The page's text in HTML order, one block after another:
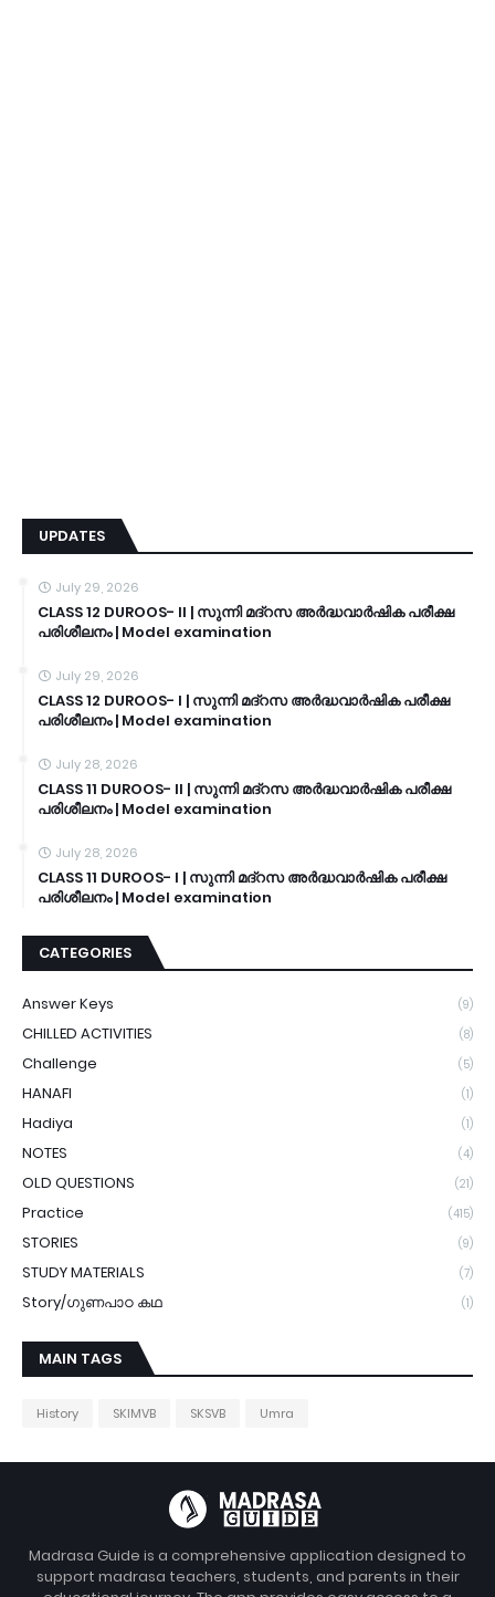
UPDATES
July 29, 2026
CLASS 12 DUROOS- II | സുന്നി മദ്റസ അർദ്ധവാർഷിക പരീക്ഷ
പരിശീലനം | Model examination
July 29, 2026
CLASS 12 DUROOS- I | സുന്നി മദ്റസ അർദ്ധവാർഷിക പരീക്ഷ
പരിശീലനം | Model examination
July 28, 2026
CLASS 11 DUROOS- II | സുന്നി മദ്റസ അർദ്ധവാർഷിക പരീക്ഷ
പരിശീലനം | Model examination
July 28, 2026
CLASS 11 DUROOS- I | സുന്നി മദ്റസ അർദ്ധവാർഷിക പരീക്ഷ
പരിശീലനം | Model examination
CATEGORIES
Answer Keys (9)
CHILLED ACTIVITIES (8)
Challenge (5)
HANAFI (1)
Hadiya (1)
NOTES (4)
OLD QUESTIONS (21)
Practice (415)
STORIES (9)
STUDY MATERIALS (7)
Story/ഗുണപാഠ കഥ (1)
MAIN TAGS
History SKIMVB SKSVB Umra
Madrasa Guide is a comprehensive application designed to
support madrasa teachers, students, and parents in their